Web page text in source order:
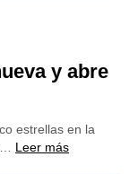
y abre
estrellas en la
Leer más